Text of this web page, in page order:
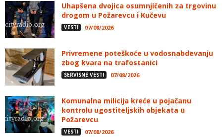
Uhapšena dvojica osumnjičenih za trgovinu
drogom u Požarevcu i Kučevu
VESTI 07/08/2026
Privremene poteškoće u vodosnabdevanju
zbog kvara na trafostanici
SERVISNE VESTI 07/08/2026
Komunalna milicija kreće u pojačanu
kontrolu ugostiteljskih objekata u
Požarevcu
VESTI 07/08/2026